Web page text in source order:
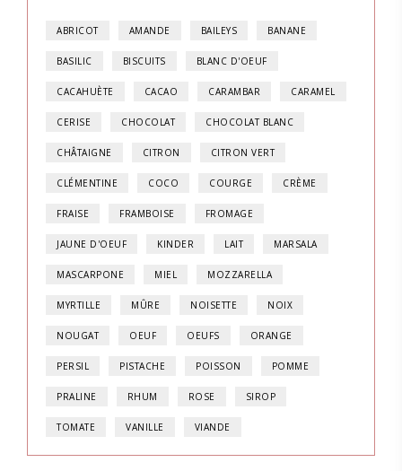
ABRICOT AMANDE BAILEYS BANANE
BASILIC BISCUITS BLANC D'OEUF
CACAHUÈTE CACAO CARAMBAR CARAMEL
CERISE CHOCOLAT CHOCOLAT BLANC
CHÂTAIGNE CITRON CITRON VERT
CLÉMENTINE COCO COURGE CRÈME
FRAISE FRAMBOISE FROMAGE
JAUNE D'OEUF KINDER LAIT MARSALA
MASCARPONE MIEL MOZZARELLA
MYRTILLE MÛRE NOISETTE NOIX
NOUGAT OEUF OEUFS ORANGE
PERSIL PISTACHE POISSON POMME
PRALINE RHUM ROSE SIROP
TOMATE VANILLE VIANDE